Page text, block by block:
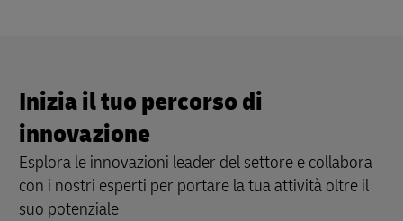
Inizia il tuo percorso di
innovazione
Esplora le innovazioni leader del settore e collabora
con i nostri esperti per portare la tua attività oltre il
suo potenziale